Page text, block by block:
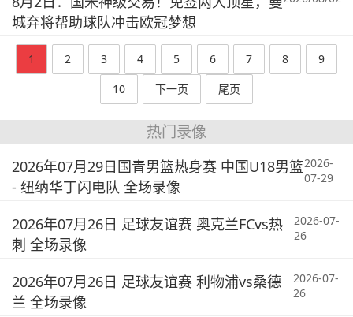
城弃将帮助球队冲击欧冠梦想
1 2 3 4 5 6 7 8
9
10
下一页 尾页
热门录像
2026年07月29日国青男篮热身赛 中国U18男篮
- 纽纳华丁闪电队 全场录像
2026-
07-29
2026年07月26日 足球友谊赛 奥克兰FCvs热
刺 全场录像
2026-07-
26
2026年07月26日 足球友谊赛 利物浦vs桑德
兰 全场录像
2026-07-
26